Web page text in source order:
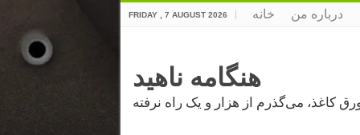
FRIDAY , 7 AUGUST 2026 خانه درباره من
هنگامه ناهید